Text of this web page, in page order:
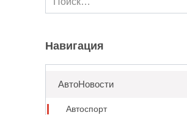
for:
Навигация
АвтоНовости
Автоспорт